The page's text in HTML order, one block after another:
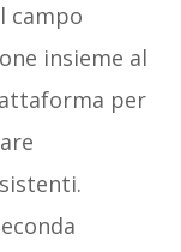
campo
insieme al
per